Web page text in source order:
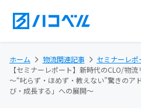
ホーム 物流関連記事
セミナーレポ
【セミナーレポート】新時代のCLO/物
～“叱らず・ほめず・教えない”驚きのア
び・成長する」への展開～